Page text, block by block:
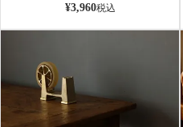
¥3,960税込